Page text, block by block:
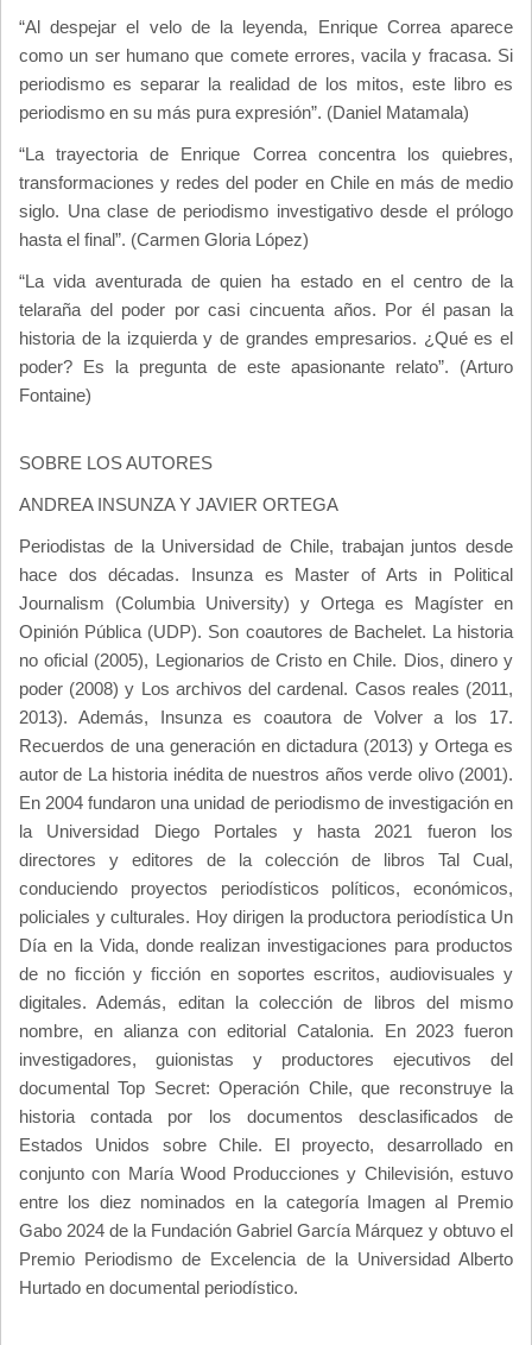
“Al despejar el velo de la leyenda, Enrique Correa aparece
como un ser humano que comete errores, vacila y fracasa. Si
periodismo es separar la realidad de los mitos, este libro es
periodismo en su más pura expresión”. (Daniel Matamala)
“La trayectoria de Enrique Correa concentra los quiebres,
transformaciones y redes del poder en Chile en más de medio
siglo. Una clase de periodismo investigativo desde el prólogo
hasta el final”. (Carmen Gloria López)
“La vida aventurada de quien ha estado en el centro de la
telaraña del poder por casi cincuenta años. Por él pasan la
historia de la izquierda y de grandes empresarios. ¿Qué es el
poder? Es la pregunta de este apasionante relato”. (Arturo
Fontaine)
SOBRE LOS AUTORES
ANDREA INSUNZA Y JAVIER ORTEGA
Periodistas de la Universidad de Chile, trabajan juntos desde
hace dos décadas. Insunza es Master of Arts in Political
Journalism (Columbia University) y Ortega es Magíster en
Opinión Pública (UDP). Son coautores de Bachelet. La historia
no oficial (2005), Legionarios de Cristo en Chile. Dios, dinero y
poder (2008) y Los archivos del cardenal. Casos reales (2011,
2013). Además, Insunza es coautora de Volver a los 17.
Recuerdos de una generación en dictadura (2013) y Ortega es
autor de La historia inédita de nuestros años verde olivo (2001).
En 2004 fundaron una unidad de periodismo de investigación en
la Universidad Diego Portales y hasta 2021 fueron los
directores y editores de la colección de libros Tal Cual,
conduciendo proyectos periodísticos políticos, económicos,
policiales y culturales. Hoy dirigen la productora periodística Un
Día en la Vida, donde realizan investigaciones para productos
de no ficción y ficción en soportes escritos, audiovisuales y
digitales. Además, editan la colección de libros del mismo
nombre, en alianza con editorial Catalonia. En 2023 fueron
investigadores, guionistas y productores ejecutivos del
documental Top Secret: Operación Chile, que reconstruye la
historia contada por los documentos desclasificados de
Estados Unidos sobre Chile. El proyecto, desarrollado en
conjunto con María Wood Producciones y Chilevisión, estuvo
entre los diez nominados en la categoría Imagen al Premio
Gabo 2024 de la Fundación Gabriel García Márquez y obtuvo el
Premio Periodismo de Excelencia de la Universidad Alberto
Hurtado en documental periodístico.